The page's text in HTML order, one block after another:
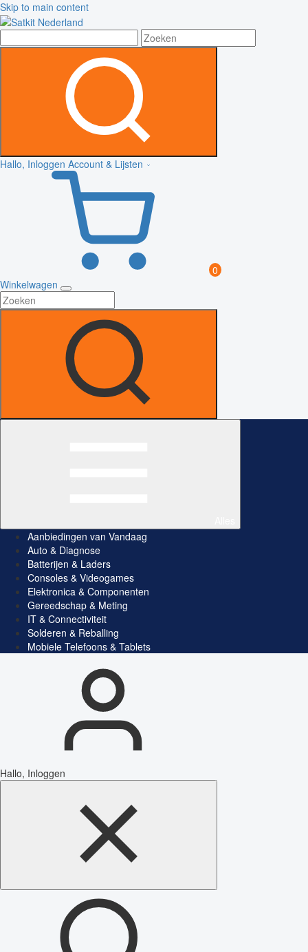
Skip to main content
Hallo, Inloggen Account & Lijsten
0
Winkelwagen
Aanbiedingen van Vandaag
Auto & Diagnose
Batterijen & Laders
Consoles & Videogames
Elektronica & Componenten
Gereedschap & Meting
IT & Connectiviteit
Solderen & Reballing
Mobiele Telefoons & Tablets
Hallo, Inloggen